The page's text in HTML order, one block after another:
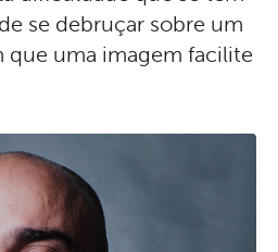
se debruçar sobre um
que uma imagem facilite